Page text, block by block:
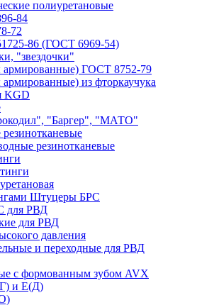
полиуретановые
84
72
86 (ГОСТ 6969-54)
"звездочки"
ГОСТ 8752-79
из фторкаучука
KGD
"Баргер", "МАТО"
резинотканевые
Штуцеры БРС
для РВД
для РВД
давления
и переходные для РВД
с формованным зубом AVX
и Е(Д)